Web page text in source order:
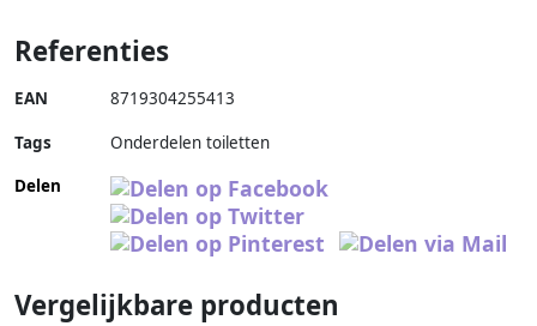
Referenties
EAN 8719304255413
Tags
Onderdelen toiletten
Delen
Vergelijkbare producten